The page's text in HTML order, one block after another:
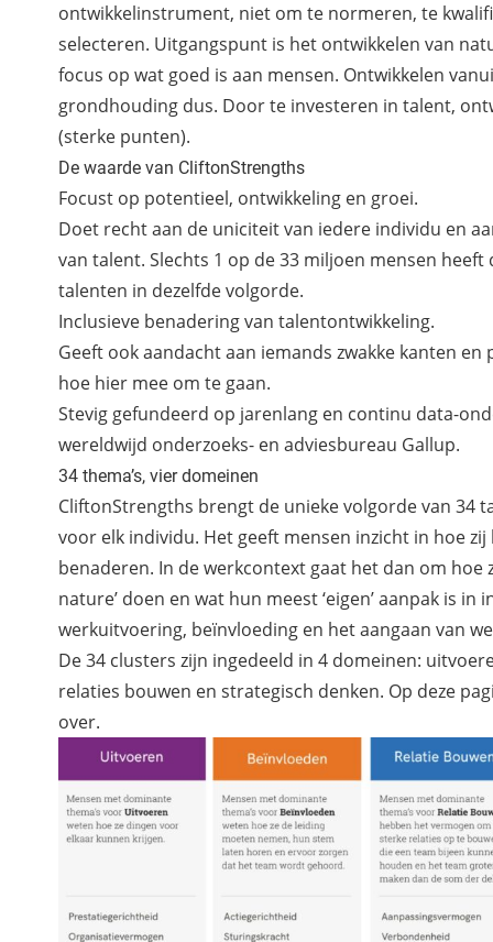
ontwikkelinstrument, niet om te normeren, te
selecteren. Uitgangspunt is het ontwikkelen van
focus op wat goed is aan mensen. Ontwikkelen
grondhouding dus. Door te investeren in talent,
(sterke punten).
De waarde van CliftonStrengths
Focust op potentieel, ontwikkeling en groei.
Doet recht aan de uniciteit van iedere individu en
van talent. Slechts 1 op de 33 miljoen mensen heeft
talenten in dezelfde volgorde.
Inclusieve benadering van talentontwikkeling.
Geeft ook aandacht aan iemands zwakke kanten
hoe hier mee om te gaan.
Stevig gefundeerd op jarenlang en continu data-
wereldwijd onderzoeks- en adviesbureau Gallup.
34 thema’s, vier domeinen
CliftonStrengths brengt de unieke volgorde van 34
voor elk individu. Het geeft mensen inzicht in hoe zij
benaderen. In de werkcontext gaat het dan om hoe
nature’ doen en wat hun meest ‘eigen’ aanpak is
werkuitvoering, beïnvloeding en het aangaan van
De 34 clusters zijn ingedeeld in 4 domeinen:
relaties bouwen en strategisch denken. Op deze
over.